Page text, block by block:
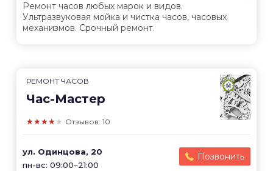
Ремонт часов любых марок и видов.
Ультразвуковая мойка и чистка часов, часовых
механизмов. Срочный ремонт.
РЕМОНТ ЧАСОВ
Час-Мастер
★★★★★ Отзывов: 10
ул. Одинцова, 20
пн-вс: 09:00–21:00
Позвонить